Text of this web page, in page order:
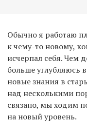
Обычно я работаю
к чему-то новому,
исчерпал себя. Чем
больше углубляюсь
новые знания в
над несколькими
связано, мы ходим
на новый уровень.